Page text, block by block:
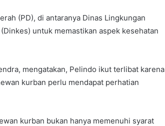
(PD), di antaranya Dinas Lingkungan
untuk memastikan aspek kesehatan
mengatakan, Pelindo ikut terlibat karena
kurban perlu mendapat perhatian
kurban bukan hanya memenuhi syarat